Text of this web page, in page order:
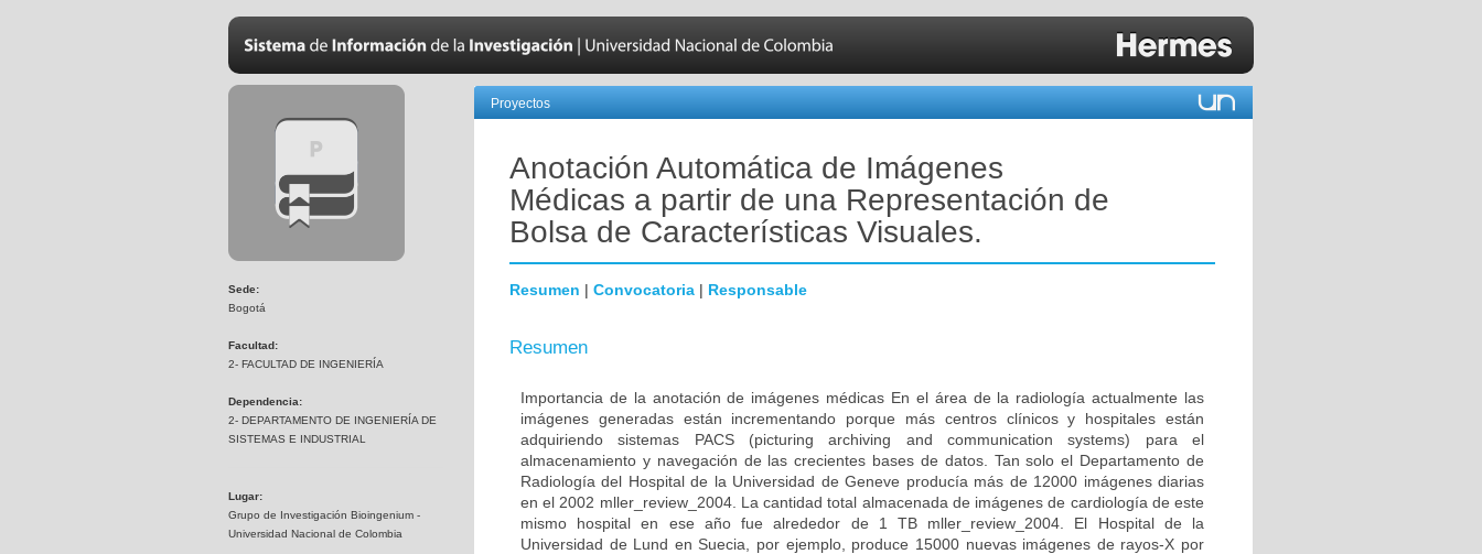
Sede:
Bogotá
Facultad:
2- FACULTAD DE INGENIERÍA
Dependencia:
2- DEPARTAMENTO DE INGENIERÍA DE
SISTEMAS E INDUSTRIAL
Lugar:
Grupo de Investigación Bioingenium -
Universidad Nacional de Colombia
Proyectos
Anotación Automática de Imágenes
Médicas a partir de una Representación de
Bolsa de Características Visuales.
Resumen | Convocatoria | Responsable
Resumen
Importancia de la anotación de imágenes médicas En el área de la radiología actualmente las
imágenes generadas están incrementando porque más centros clínicos y hospitales están
adquiriendo sistemas PACS (picturing archiving and communication systems) para el
almacenamiento y navegación de las crecientes bases de datos. Tan solo el Departamento de
Radiología del Hospital de la Universidad de Geneve producía más de 12000 imágenes diarias
en el 2002 mller_review_2004. La cantidad total almacenada de imágenes de cardiología de este
mismo hospital en ese año fue alrededor de 1 TB mller_review_2004. El Hospital de la
Universidad de Lund en Suecia, por ejemplo, produce 15000 nuevas imágenes de rayos-X por